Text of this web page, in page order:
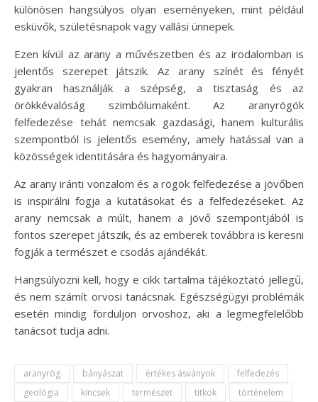
különösen hangsúlyos olyan eseményeken, mint például
esküvők, születésnapok vagy vallási ünnepek.
Ezen kívül az arany a művészetben és az irodalomban is
jelentős szerepet játszik. Az arany színét és fényét
gyakran használják a szépség, a tisztaság és az
örökkévalóság szimbólumaként. Az aranyrögök
felfedezése tehát nemcsak gazdasági, hanem kulturális
szempontból is jelentős esemény, amely hatással van a
közösségek identitására és hagyományaira.
Az arany iránti vonzalom és a rögök felfedezése a jövőben
is inspirálni fogja a kutatásokat és a felfedezéseket. Az
arany nemcsak a múlt, hanem a jövő szempontjából is
fontos szerepet játszik, és az emberek továbbra is keresni
fogják a természet e csodás ajándékát.
Hangsúlyozni kell, hogy e cikk tartalma tájékoztató jellegű,
és nem számít orvosi tanácsnak. Egészségügyi problémák
esetén mindig forduljon orvoshoz, aki a legmegfelelőbb
tanácsot tudja adni.
aranyrög bányászat értékes ásványok
felfedezés
geológia
kincsek természet titkok
történelem